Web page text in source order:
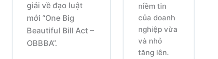
niềm tin
của doanh
nghiệp vừa
và nhỏ
tăng lên.
giải về đạo luật
mới “One Big
Beautiful Bill Act –
OBBBA”.